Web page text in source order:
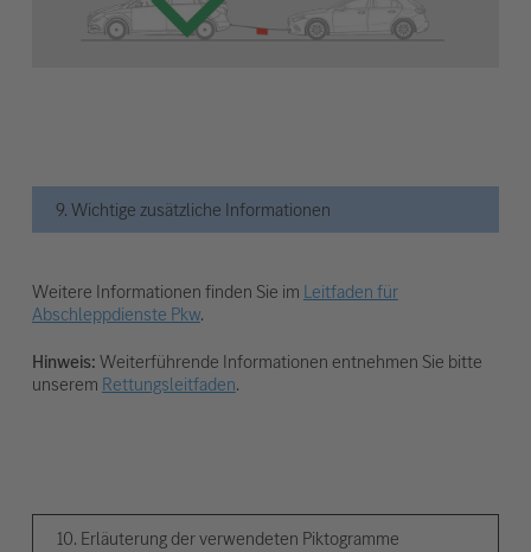
9. Wichtige zusätzliche Informationen
Weitere Informationen finden Sie im Leitfaden für
Abschleppdienste Pkw.
Hinweis:Weiterführende Informationen entnehmen Sie bitte
unserem Rettungsleitfaden.
10. Erläuterung der verwendeten Piktogramme